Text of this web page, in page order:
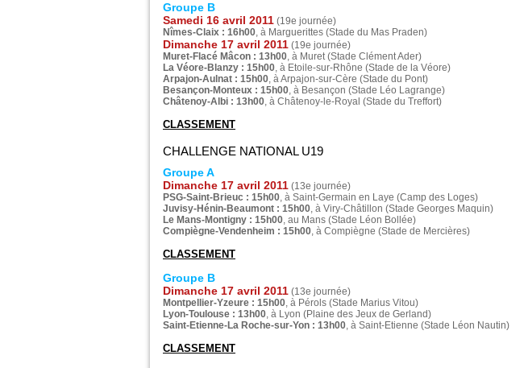
Groupe B
Samedi 16 avril 2011 (19e journée)
Nîmes-Claix : 16h00, à Marguerittes (Stade du Mas Praden)
Dimanche 17 avril 2011 (19e journée)
Muret-Flacé Mâcon : 13h00, à Muret (Stade Clément Ader)
La Véore-Blanzy : 15h00, à Etoile-sur-Rhône (Stade de la Véore)
Arpajon-Aulnat : 15h00, à Arpajon-sur-Cère (Stade du Pont)
Besançon-Monteux : 15h00, à Besançon (Stade Léo Lagrange)
Châtenoy-Albi : 13h00, à Châtenoy-le-Royal (Stade du Treffort)
CLASSEMENT
CHALLENGE NATIONAL U19
Groupe A
Dimanche 17 avril 2011 (13e journée)
PSG-Saint-Brieuc : 15h00, à Saint-Germain en Laye (Camp des Loges)
Juvisy-Hénin-Beaumont : 15h00, à Viry-Châtillon (Stade Georges Maquin)
Le Mans-Montigny : 15h00, au Mans (Stade Léon Bollée)
Compiègne-Vendenheim : 15h00, à Compiègne (Stade de Mercières)
CLASSEMENT
Groupe B
Dimanche 17 avril 2011 (13e journée)
Montpellier-Yzeure : 15h00, à Pérols (Stade Marius Vitou)
Lyon-Toulouse : 13h00, à Lyon (Plaine des Jeux de Gerland)
Saint-Etienne-La Roche-sur-Yon : 13h00, à Saint-Etienne (Stade Léon Nautin)
CLASSEMENT